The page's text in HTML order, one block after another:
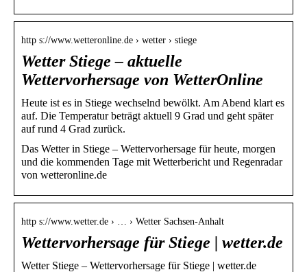
http s://www.wetteronline.de › wetter › stiege
Wetter Stiege – aktuelle
Wettervorhersage von WetterOnline
Heute ist es in Stiege wechselnd bewölkt. Am Abend klart es
auf. Die Temperatur beträgt aktuell 9 Grad und geht später
auf rund 4 Grad zurück.
Das Wetter in Stiege – Wettervorhersage für heute, morgen
und die kommenden Tage mit Wetterbericht und Regenradar
von wetteronline.de
http s://www.wetter.de › … › Wetter Sachsen-Anhalt
Wettervorhersage für Stiege | wetter.de
Wetter Stiege – Wettervorhersage für Stiege | wetter.de